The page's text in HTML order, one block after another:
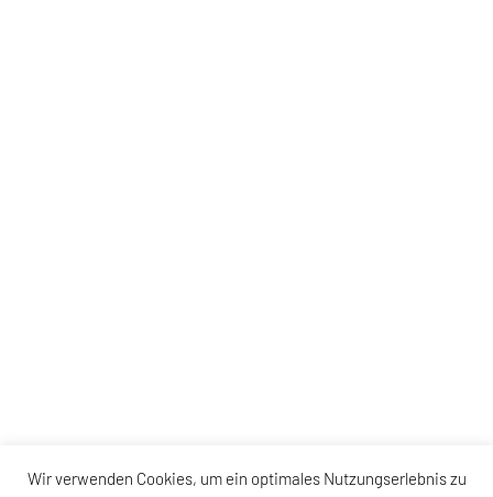
Wir verwenden Cookies, um ein optimales Nutzungserlebnis zu